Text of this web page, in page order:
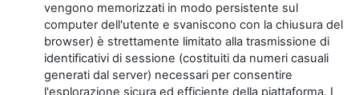
vengono memorizzati in modo persistente sul
computer dell'utente e svaniscono con la chiusura del
browser) è strettamente limitato alla trasmissione di
identificativi di sessione (costituiti da numeri casuali
generati dal server) necessari per consentire
l'esplorazione sicura ed efficiente della piattaforma. I